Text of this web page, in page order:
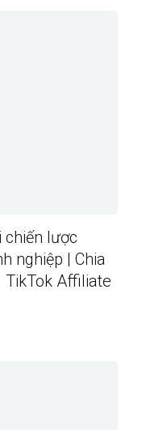
chiến lược
nghiệp | Chia
Affiliate